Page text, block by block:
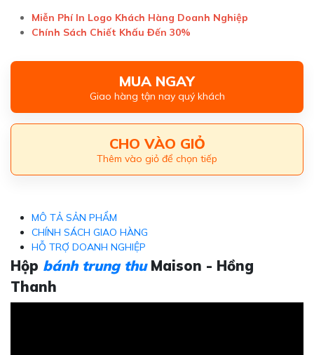
Miễn Phí In Logo Khách Hàng Doanh Nghiệp
Chính Sách Chiết Khấu Đến 30%
MUA NGAY
Giao hàng tận nay quý khách
CHO VÀO GIỎ
Thêm vào giỏ để chọn tiếp
MÔ TẢ SẢN PHẨM
CHÍNH SÁCH GIAO HÀNG
HỖ TRỢ DOANH NGHIỆP
Hộp bánh trung thuMaison - Hồng
Thanh